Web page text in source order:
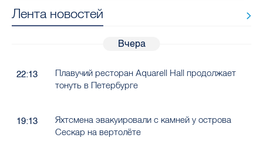
Лента новостей
Вчера
22:13
Плавучий ресторан Aquarell Hall продолжает
тонуть в Петербурге
19:13
Яхтсмена эвакуировали с камней у острова
Сескар на вертолёте